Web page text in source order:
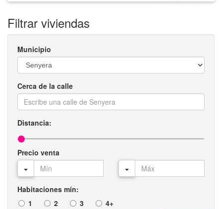
Filtrar viviendas
Municipio
Cerca de la calle
Distancia:
Precio venta
Habitaciones mín:
1
2 3 4+